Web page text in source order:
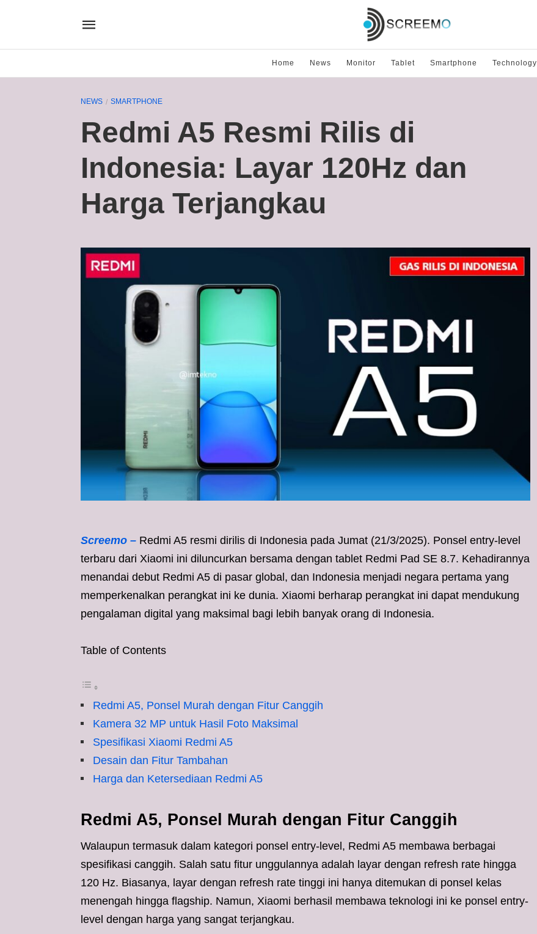
Home News Monitor Tablet Smartphone Technology
NEWS SMARTPHONE
Redmi A5 Resmi Rilis di
Indonesia: Layar 120Hz dan
Harga Terjangkau
Screemo – Redmi A5 resmi dirilis di Indonesia pada Jumat (21/3/2025). Ponsel entry-level
terbaru dari Xiaomi ini diluncurkan bersama dengan tablet Redmi Pad SE 8.7. Kehadirannya
menandai debut Redmi A5 di pasar global, dan Indonesia menjadi negara pertama yang
memperkenalkan perangkat ini ke dunia. Xiaomi berharap perangkat ini dapat mendukung
pengalaman digital yang maksimal bagi lebih banyak orang di Indonesia.
Table of Contents
Redmi A5, Ponsel Murah dengan Fitur Canggih
Kamera 32 MP untuk Hasil Foto Maksimal
Spesifikasi Xiaomi Redmi A5
Desain dan Fitur Tambahan
Harga dan Ketersediaan Redmi A5
Redmi A5, Ponsel Murah dengan Fitur Canggih
Walaupun termasuk dalam kategori ponsel entry-level, Redmi A5 membawa berbagai
spesifikasi canggih. Salah satu fitur unggulannya adalah layar dengan refresh rate hingga
120 Hz. Biasanya, layar dengan refresh rate tinggi ini hanya ditemukan di ponsel kelas
menengah hingga flagship. Namun, Xiaomi berhasil membawa teknologi ini ke ponsel entry-
level dengan harga yang sangat terjangkau.